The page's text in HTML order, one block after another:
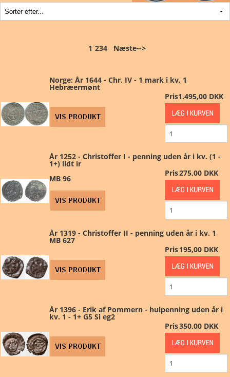
DK FØR 1874
DK SEDLER
ANDET
MARKED
KURV
TILBUD
1 234 Næste-->
Norge: År 1644 - Chr. IV - 1 mark i kv. 1
Hebræermønt
Pris1.495,00 DKK
År 1252 - Christoffer I - penning uden år i kv. (1 -
1+) lidt ir
MB 96
Pris275,00 DKK
År 1319 - Christoffer II - penning uden år i kv. 1
MB 627
Pris195,00 DKK
År 1396 - Erik af Pommern - hulpenning uden år i
kv. 1 - 1+ G5 Si eg2
Pris350,00 DKK